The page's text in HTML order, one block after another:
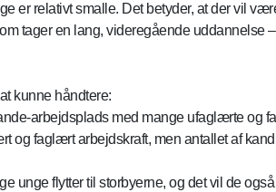
er relativt smalle. Det betyder, at der vil
tager en lang, videregående
kunne håndtere:
arbejdsplads med mange ufaglærte og
og faglært arbejdskraft, men antallet af
unge flytter til storbyerne, og det vil de